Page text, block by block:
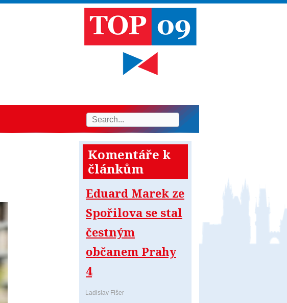
Komentáře k
článkům
Eduard Marek ze
Spořilova se stal
čestným
občanem Prahy
4
Ladislav Fišer